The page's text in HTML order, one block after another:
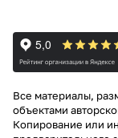
Все материалы,
объектами
Копирование или